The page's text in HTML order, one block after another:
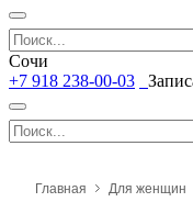
Сочи
+7 918 238-00-03
Главная Для женщин